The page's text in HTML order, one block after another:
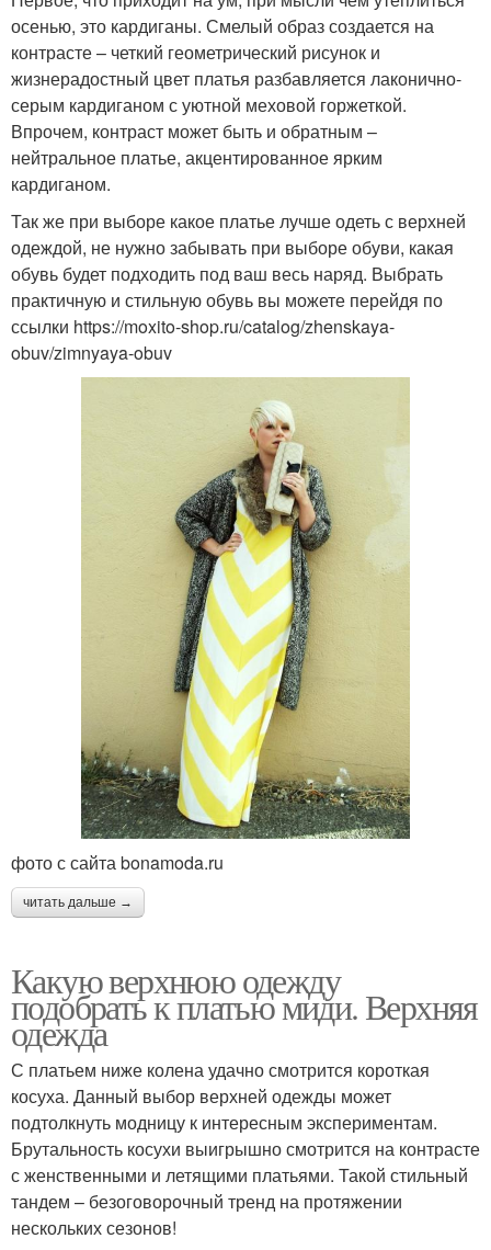
осенью, это кардиганы. Смелый образ создается на
контрасте – четкий геометрический рисунок и
жизнерадостный цвет платья разбавляется лаконично-
серым кардиганом с уютной меховой горжеткой.
Впрочем, контраст может быть и обратным –
нейтральное платье, акцентированное ярким
кардиганом.
Так же при выборе какое платье лучше одеть с верхней
одеждой, не нужно забывать при выборе обуви, какая
обувь будет подходить под ваш весь наряд. Выбрать
практичную и стильную обувь вы можете перейдя по
ссылки https://moxito-shop.ru/catalog/zhenskaya-
obuv/zimnyaya-obuv
фото с сайта bonamoda.ru
читать дальше →
Какую верхнюю одежду
подобрать к платью миди. Верхняя
одежда
С платьем ниже колена удачно смотрится короткая
косуха. Данный выбор верхней одежды может
подтолкнуть модницу к интересным экспериментам.
Брутальность косухи выигрышно смотрится на контрасте
с женственными и летящими платьями. Такой стильный
тандем – безоговорочный тренд на протяжении
нескольких сезонов!